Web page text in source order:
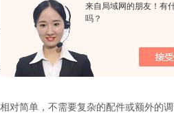
来自局域网的朋友！有
吗？
测量误差通常在±1毫米以内。这种
沫、污泥等复杂介质中正常工作。
简单，不需要复杂的配件或额外的